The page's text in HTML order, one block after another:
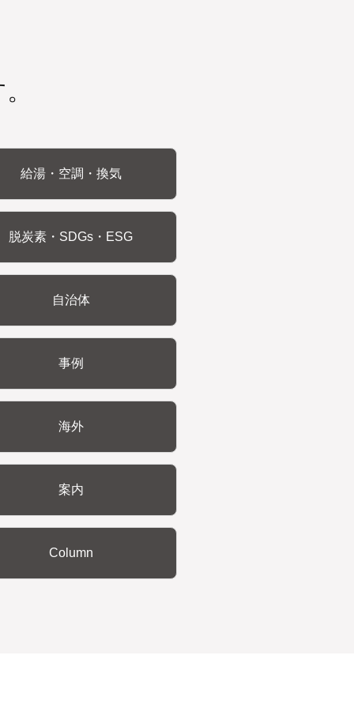
給湯・空調・換気
脱炭素・SDGs・ESG
自治体
事例
海外
案内
Column